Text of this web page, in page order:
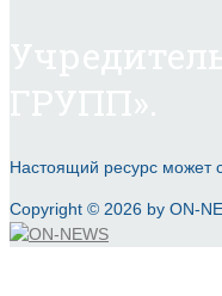
Настоящий ресурс может
Copyright © 2026 by ON-